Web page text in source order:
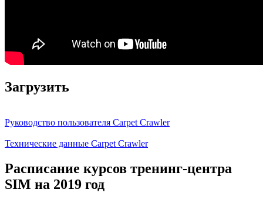
Загрузить
Руководство пользователя Carpet Crawler
Технические данные Carpet Crawler
Расписание курсов тренинг-центра
SIM на 2019 год